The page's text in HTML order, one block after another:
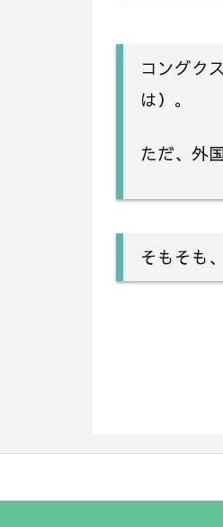
コングク
は）。
ただ、外
そもそも